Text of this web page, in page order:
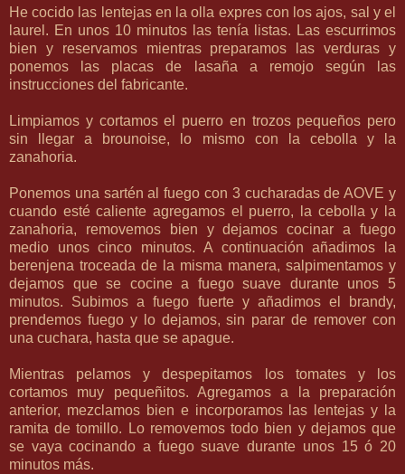
He cocido las lentejas en la olla expres con los ajos, sal y el
laurel. En unos 10 minutos las tenía listas. Las escurrimos
bien y reservamos mientras preparamos las verduras y
ponemos las placas de lasaña a remojo según las
instrucciones del fabricante.
Limpiamos y cortamos el puerro en trozos pequeños pero
sin llegar a brounoise, lo mismo con la cebolla y la
zanahoria.
Ponemos una sartén al fuego con 3 cucharadas de AOVE y
cuando esté caliente agregamos el puerro, la cebolla y la
zanahoria, removemos bien y dejamos cocinar a fuego
medio unos cinco minutos. A continuación añadimos la
berenjena troceada de la misma manera, salpimentamos y
dejamos que se cocine a fuego suave durante unos 5
minutos. Subimos a fuego fuerte y añadimos el brandy,
prendemos fuego y lo dejamos, sin parar de remover con
una cuchara, hasta que se apague.
Mientras pelamos y despepitamos los tomates y los
cortamos muy pequeñitos. Agregamos a la preparación
anterior, mezclamos bien e incorporamos las lentejas y la
ramita de tomillo. Lo removemos todo bien y dejamos que
se vaya cocinando a fuego suave durante unos 15 ó 20
minutos más.